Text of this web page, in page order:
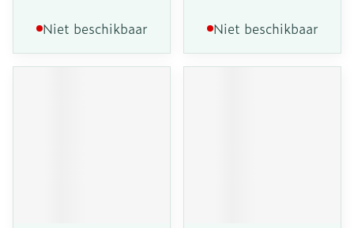
Niet beschikbaar Niet beschikbaar